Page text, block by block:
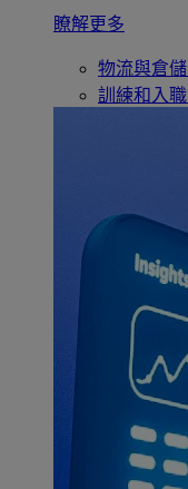
瞭解更多
物流與倉儲
訓練和入職